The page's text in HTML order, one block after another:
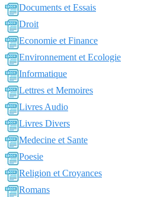
Documents et Essais
Droit
Economie et Finance
Environnement et Ecologie
Informatique
Lettres et Memoires
Livres Audio
Livres Divers
Medecine et Sante
Poesie
Religion et Croyances
Romans